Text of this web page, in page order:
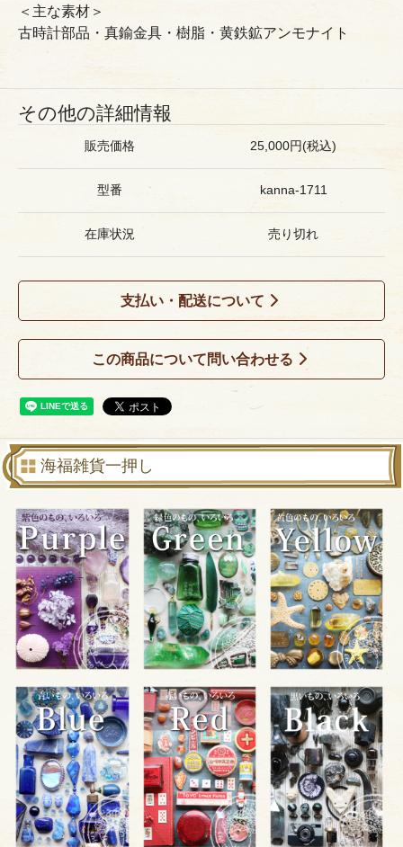
＜主な素材＞
古時計部品・真鍮金具・樹脂・黄鉄鉱アンモナイト
その他の詳細情報
販売価格 25,000円(税込)
型番 kanna-1711
在庫状況 売り切れ
支払い・配送について
この商品について問い合わせる
海福雑貨一押し